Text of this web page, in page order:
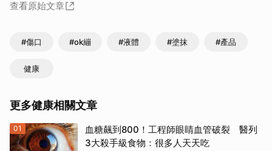
查看原始文章
#傷口 #ok繃 #液體 #塗抹 #產品
健康
更多健康相關文章
01
血糖飆到800！工程師眼睛血管破裂 醫列
3大殺手級食物：很多人天天吃